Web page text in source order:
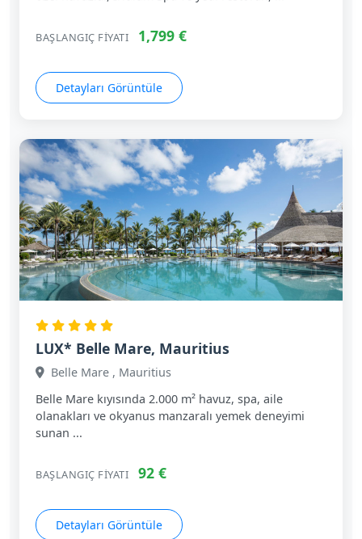
BAŞLANGIÇ FIYATI 1,799 €
Detayları Görüntüle
LUX* Belle Mare, Mauritius
Belle Mare , Mauritius
Belle Mare kıyısında 2.000 m² havuz, spa, aile
olanakları ve okyanus manzaralı yemek deneyimi
sunan ...
BAŞLANGIÇ FIYATI 92 €
Detayları Görüntüle